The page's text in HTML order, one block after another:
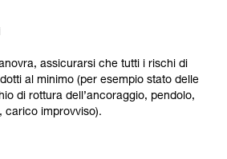
assicurarsi che tutti i rischi di
al minimo (per esempio stato delle
di rottura dell’ancoraggio, pendolo,
carico improvviso).